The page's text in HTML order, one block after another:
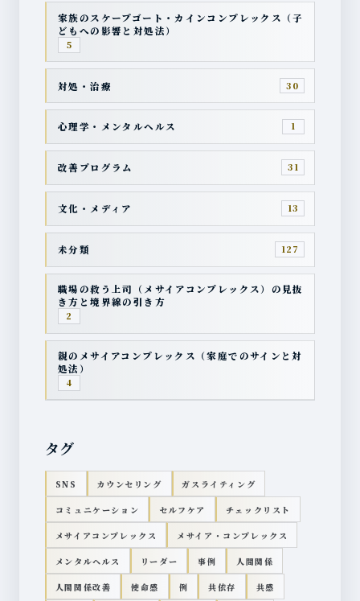
家族のスケープゴート・カインコンプレックス（子
どもへの影響と対処法）
5
対処・治療 30
心理学・メンタルヘルス 1
改善プログラム 31
文化・メディア 13
未分類 127
職場の救う上司（メサイアコンプレックス）の見抜
き方と境界線の引き方
2
親のメサイアコンプレックス（家庭でのサインと対
処法）
4
タグ
SNS カウンセリング ガスライティング
コミュニケーション セルフケア チェックリスト
メサイアコンプレックス メサイア・コンプレックス
メンタルヘルス リーダー 事例 人間関係
人間関係改善 使命感 例 共依存 共感